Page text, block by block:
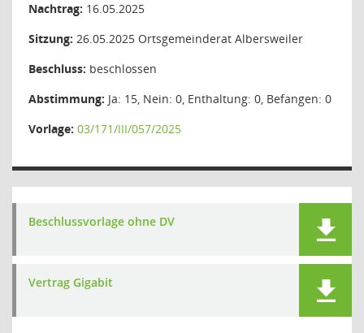
Nachtrag: 16.05.2025
Sitzung: 26.05.2025 Ortsgemeinderat Albersweiler
Beschluss: beschlossen
Abstimmung: Ja: 15, Nein: 0, Enthaltung: 0, Befangen: 0
Vorlage: 03/171/III/057/2025
Beschlussvorlage ohne DV
Vertrag Gigabit